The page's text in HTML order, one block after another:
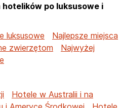
hotelików po luksusowe i
luksusowe
Najlepsze miejsca
zwierzętom
Najwyżej
Hotele w Australii i na